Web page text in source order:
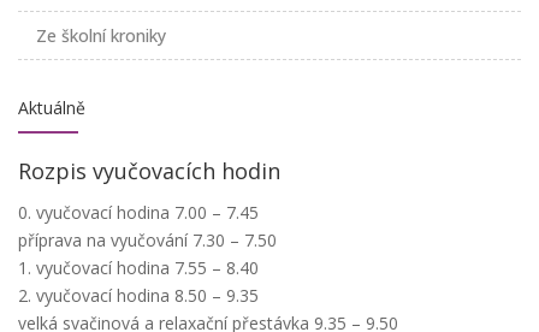
Ze školní kroniky
Aktuálně
Rozpis vyučovacích hodin
0. vyučovací hodina 7.00 – 7.45
příprava na vyučování 7.30 – 7.50
1. vyučovací hodina 7.55 – 8.40
2. vyučovací hodina 8.50 – 9.35
velká svačinová a relaxační přestávka 9.35 – 9.50